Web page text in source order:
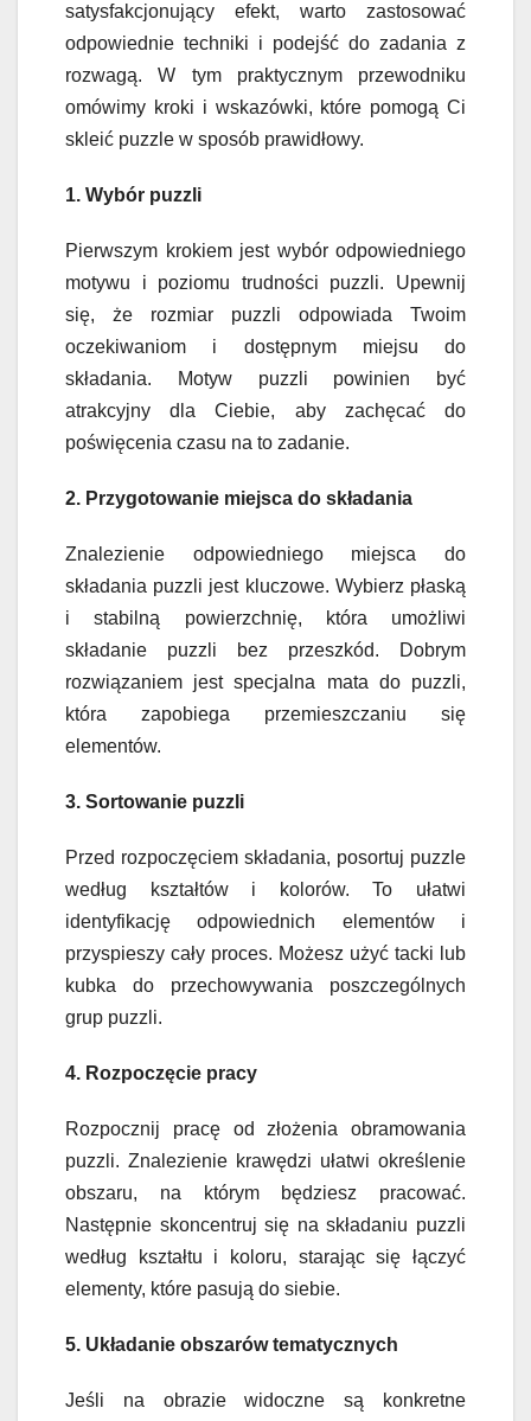
satysfakcjonujący efekt, warto zastosować
odpowiednie techniki i podejść do zadania z
rozwagą. W tym praktycznym przewodniku
omówimy kroki i wskazówki, które pomogą Ci
skleić puzzle w sposób prawidłowy.
1. Wybór puzzli
Pierwszym krokiem jest wybór odpowiedniego
motywu i poziomu trudności puzzli. Upewnij
się, że rozmiar puzzli odpowiada Twoim
oczekiwaniom i dostępnym miejsu do
składania. Motyw puzzli powinien być
atrakcyjny dla Ciebie, aby zachęcać do
poświęcenia czasu na to zadanie.
2. Przygotowanie miejsca do składania
Znalezienie odpowiedniego miejsca do
składania puzzli jest kluczowe. Wybierz płaską
i stabilną powierzchnię, która umożliwi
składanie puzzli bez przeszkód. Dobrym
rozwiązaniem jest specjalna mata do puzzli,
która zapobiega przemieszczaniu się
elementów.
3. Sortowanie puzzli
Przed rozpoczęciem składania, posortuj puzzle
według kształtów i kolorów. To ułatwi
identyfikację odpowiednich elementów i
przyspieszy cały proces. Możesz użyć tacki lub
kubka do przechowywania poszczególnych
grup puzzli.
4. Rozpoczęcie pracy
Rozpocznij pracę od złożenia obramowania
puzzli. Znalezienie krawędzi ułatwi określenie
obszaru, na którym będziesz pracować.
Następnie skoncentruj się na składaniu puzzli
według kształtu i koloru, starając się łączyć
elementy, które pasują do siebie.
5. Układanie obszarów tematycznych
Jeśli na obrazie widoczne są konkretne